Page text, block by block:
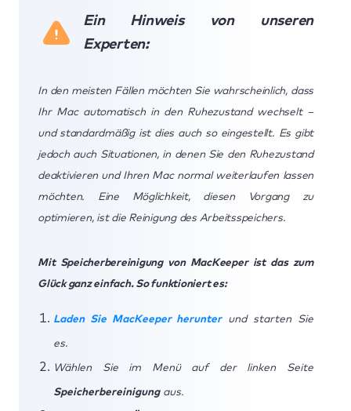
Ein Hinweis von unseren
Experten:
In den meisten Fällen möchten Sie wahrscheinlich, dass
Ihr Mac automatisch in den Ruhezustand wechselt –
und standardmäßig ist dies auch so eingestellt. Es gibt
jedoch auch Situationen, in denen Sie den Ruhezustand
deaktivieren und Ihren Mac normal weiterlaufen lassen
möchten. Eine Möglichkeit, diesen Vorgang zu
optimieren, ist die Reinigung des Arbeitsspeichers.
Mit Speicherbereinigung von MacKeeper ist das zum
Glück ganz einfach. So funktioniert es:
Laden Sie MacKeeper herunterund starten Sie
es.
Wählen Sie im Menü auf der linken Seite
Speicherbereinigungaus.